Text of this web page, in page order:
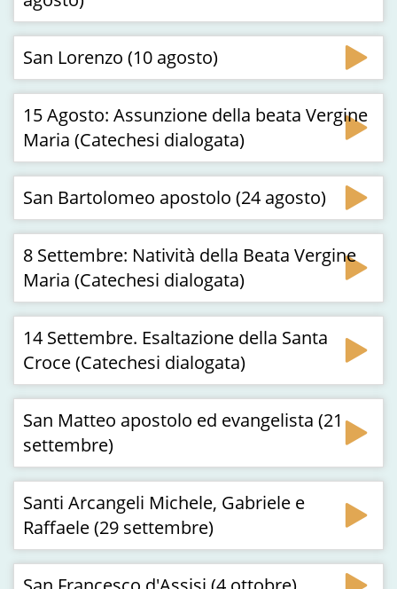
San Lorenzo (10 agosto)
15 Agosto: Assunzione della beata Vergine
Maria (Catechesi dialogata)
San Bartolomeo apostolo (24 agosto)
8 Settembre: Natività della Beata Vergine
Maria (Catechesi dialogata)
14 Settembre. Esaltazione della Santa
Croce (Catechesi dialogata)
San Matteo apostolo ed evangelista (21
settembre)
Santi Arcangeli Michele, Gabriele e
Raffaele (29 settembre)